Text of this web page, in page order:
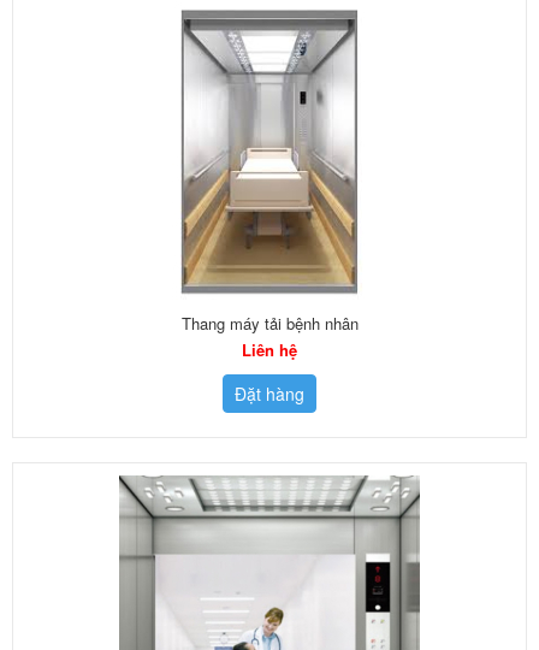
Thang máy tải bệnh nhân
Liên hệ
Đặt hàng